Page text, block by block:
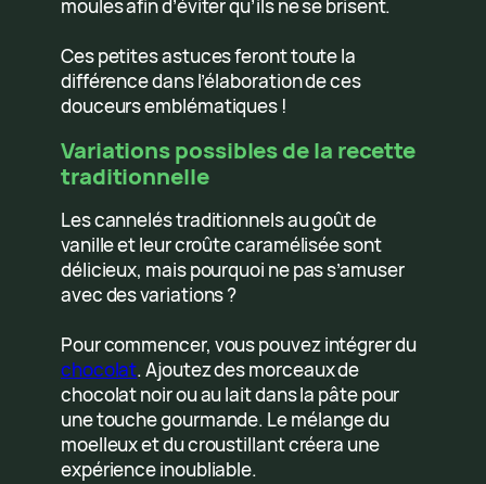
moules afin d’éviter qu’ils ne se brisent.
Ces petites astuces feront toute la
différence dans l’élaboration de ces
douceurs emblématiques !
Variations possibles de la recette
traditionnelle
Les cannelés traditionnels au goût de
vanille et leur croûte caramélisée sont
délicieux, mais pourquoi ne pas s’amuser
avec des variations ?
Pour commencer, vous pouvez intégrer du
chocolat. Ajoutez des morceaux de
chocolat noir ou au lait dans la pâte pour
une touche gourmande. Le mélange du
moelleux et du croustillant créera une
expérience inoubliable.